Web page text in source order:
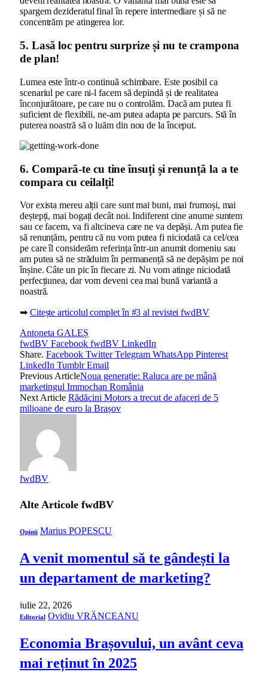
spargem dezideratul final în repere intermediare și să ne
concentrăm pe atingerea lor.
5. Lasă loc pentru surprize și nu te crampona
de plan!
Lumea este într-o continuă schimbare. Este posibil ca
scenariul pe care ni-l facem să depindă și de realitatea
înconjurătoare, pe care nu o controlăm. Dacă am putea fi
suficient de flexibili, ne-am putea adapta pe parcurs. Stă în
puterea noastră să o luăm din nou de la început.
6. Compară-te cu tine însuți și renunță la a te
compara cu ceilalți!
Vor exista mereu alții care sunt mai buni, mai frumoși, mai
deștepți, mai bogați decât noi. Indiferent cine anume suntem
sau ce facem, va fi altcineva care ne va depăși. Am putea fie
să renunțăm, pentru că nu vom putea fi niciodată ca cel/cea
pe care îl considerăm referința într-un anumit domeniu sau
am putea să ne străduim în permanență să ne depășim pe noi
înșine. Câte un pic în fiecare zi. Nu vom atinge niciodată
perfecțiunea, dar vom deveni cea mai bună variantă a
noastră.
➡ Citește articolul complet în #3 al revistei fwdBV
Antoneta GALEȘ
fwdBV Facebook fwdBV LinkedIn
Share. Facebook Twitter Telegram WhatsApp Pinterest
LinkedIn Tumblr Email
Previous ArticleNoua generație: Raluca are pe mână
marketingul Immochan România
Next Article Rădăcini Motors a trecut de afaceri de 5
milioane de euro la Brașov
fwdBV
Alte Articole fwdBV
Opinii Marius POPESCU
A venit momentul să te gândești la
un departament de marketing?
iulie 22, 2026
Editorial Ovidiu VRÂNCEANU
Economia Brașovului, un avânt ceva
mai reținut în 2025